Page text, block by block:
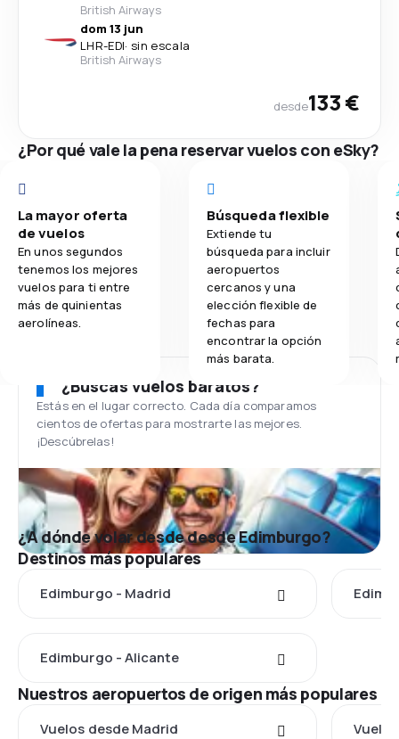
British Airways
dom 13 jun
LHR-EDI· sin escala
British Airways
desde133 €
¿Por qué vale la pena reservar vuelos con eSky?
La mayor oferta
de vuelos
En unos segundos
tenemos los mejores
vuelos para ti entre
más de quinientas
aerolíneas.
Búsqueda flexible
Extiende tu
búsqueda para incluir
aeropuertos
cercanos y una
elección flexible de
fechas para
encontrar la opción
más barata.
¿Buscas vuelos baratos?
Estás en el lugar correcto. Cada día comparamos
cientos de ofertas para mostrarte las mejores.
¡Descúbrelas!
¿A dónde volar desde desde Edimburgo?
Destinos más populares
Edimburgo - Madrid
Edimburgo - Alicante
Nuestros aeropuertos de origen más populares
Vuelos desde Madrid